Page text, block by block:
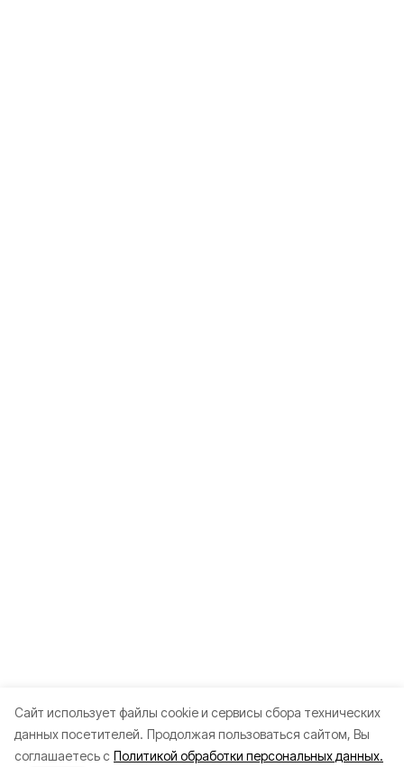
Cайт использует файлы cookie и сервисы сбора технических
данных посетителей. Продолжая пользоваться сайтом, Вы
соглашаетесь с Политикой обработки персональных данных.
Разделы